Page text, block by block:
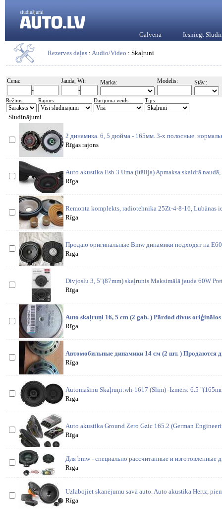
sludinājumi
Galvenā Iesniegt
Rezerves daļas : Audio/Video : Skaļruni
Cena:
-
Jauda, Wt:
-
Marka: Modelis: Stāv.:
Režīms: Rajons: Darījuma veids: Tips:
Sludinājumi
2 динамика. 6, 5 дюйма - 165мм. 3-х полосные.
Rīgas rajons
Auto akustika Esb 3.Uma (Itālija) Apmaksa skaidrā
Rīga
Remonta komplekts, radiotehnika 25Zt-4-8-16, Lubānas
Rīga
Продаю оригинальные Bmw динамики подходят на
Rīga
Divjoslu 3, 5"(87mm) skaļrunis Maksimālā jauda 60W
Rīga
Auto skaļruņi 16, 5 cm (2 gab. ) Pārdod divus
Rīga
Автомобильные динамики 14 см (2 шт. ) Продаются
Rīga
Automašīnu Skaļruņi:wh-1617 (Slim) -Izmērs: 6.5
Rīga
Auto akustika Ground Zero Gzic 165.2 (German
Rīga
Для bmw - специально рассчитанные и
Rīga
Uzlabojiet skanējumu savā auto. Auto akustika Hertz,
Rīga